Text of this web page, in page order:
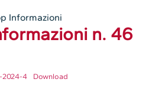
Informazioni
n. 46
2024-4 Download